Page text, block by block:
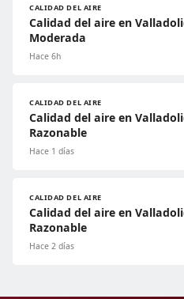
CALIDAD DEL AIRE
Calidad del aire en
Moderada
Hace 6h
CALIDAD DEL AIRE
Calidad del aire en
Razonable
Hace 1 días
CALIDAD DEL AIRE
Calidad del aire en
Razonable
Hace 2 días